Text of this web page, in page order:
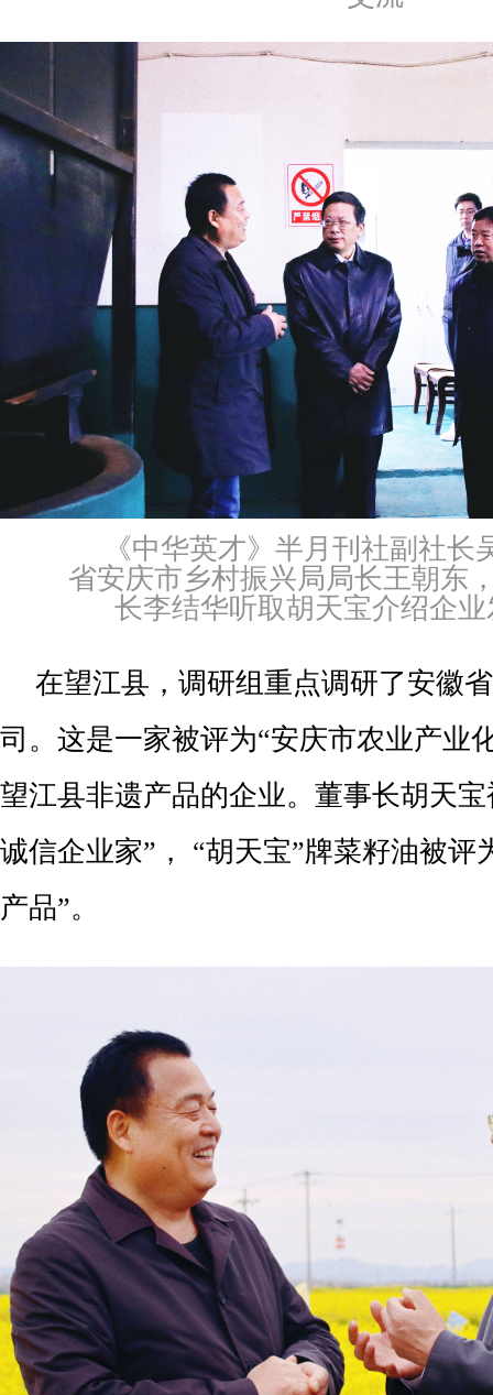
《中华英才》半月刊社副社长
省安庆市乡村振兴局局长王朝东
长李结华听取胡天宝介绍企
在望江县，调研组重点调研了安徽
司。这是一家被评为“安庆市农业产业
望江县非遗产品的企业。董事长胡天
诚信企业家”， “胡天宝”牌菜籽油被评
产品”。